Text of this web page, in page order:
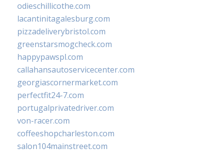
odieschillicothe.com
lacantinitagalesburg.com
pizzadeliverybristol.com
greenstarsmogcheck.com
happypawspl.com
callahansautoservicecenter.com
georgiascornermarket.com
perfectfit24-7.com
portugalprivatedriver.com
von-racer.com
coffeeshopcharleston.com
salon104mainstreet.com